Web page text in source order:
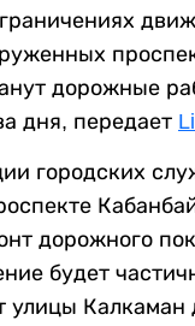
дорожные
дня, передает
городских
дорожного
будет
улицы Калкаман